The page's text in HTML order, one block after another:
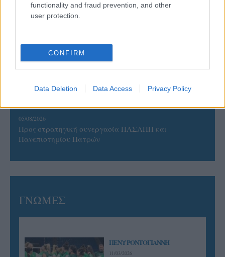
functionality and fraud prevention, and other
user protection.
CONFIRM
Data Deletion Data Access Privacy Policy
06/08/2026
05/08/2026
Ουρμπίνο
05/08/2026
Προς στρατηγική συνεργασία ΠΑΣΑΠΠ και
Πανεπιστημίου Πατρών
ΓΝΩΜΕΣ
ΠΕΝΥ ΡΟΝΤΟΓΙΑΝΝΗ
11/03/2026